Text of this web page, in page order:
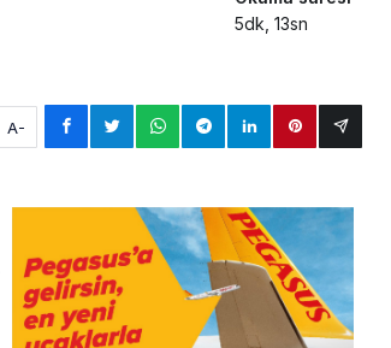
5dk, 13sn
A-